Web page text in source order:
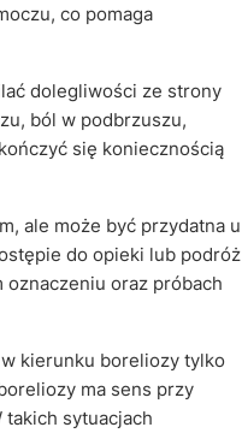
co pomaga
dolegliwości ze strony
ból w podbrzuszu,
się koniecznością
ale może być przydatna u
do opieki lub podróż
oznaczeniu oraz próbach
w kierunku boreliozy tylko
ma sens przy
sytuacjach